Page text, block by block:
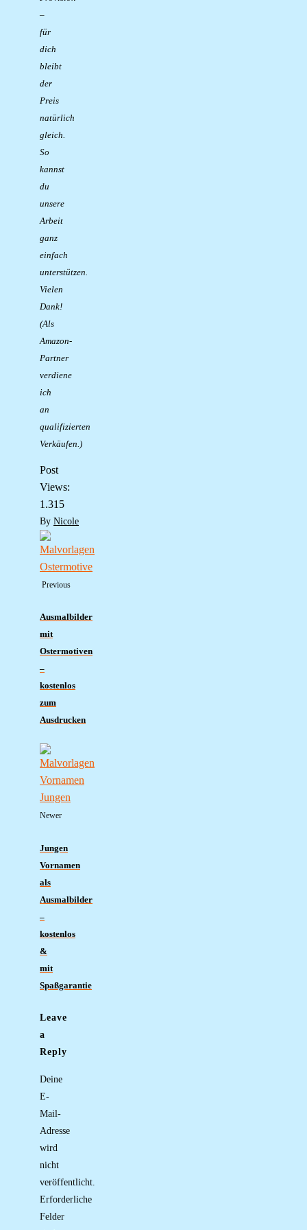
–
für
dich
bleibt
der
Preis
natürlich
gleich.
So
kannst
du
unsere
Arbeit
ganz
einfach
unterstützen.
Vielen
Dank!
(Als
Amazon-
Partner
verdiene
ich
an
qualifizierten
Verkäufen.)
Post
Views:
1.315
By Nicole
Previous
Ausmalbilder
mit
Ostermotiven
–
kostenlos
zum
Ausdrucken
Newer
Jungen
Vornamen
als
Ausmalbilder
–
kostenlos
&
mit
Spaßgarantie
Leave
a
Reply
Deine
E-
Mail-
Adresse
wird
nicht
veröffentlicht.
Erforderliche
Felder